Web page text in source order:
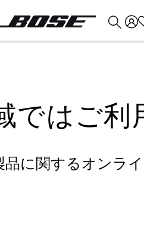
ではご利
に関するオンラ